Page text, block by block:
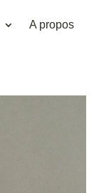
A propos